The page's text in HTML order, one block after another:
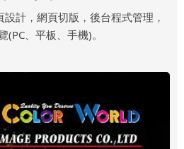
計，網頁切版，後台程式管理，
、平板、手機)。